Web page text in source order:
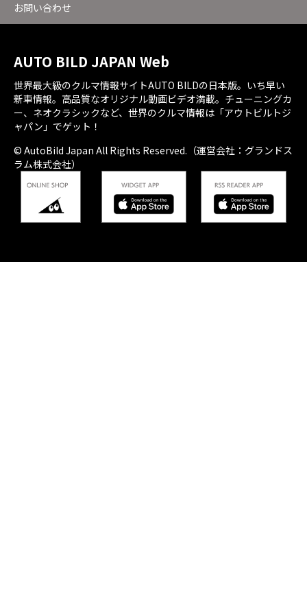
お問い合わせ
AUTO BILD JAPAN Web
世界最大級のクルマ情報サイトAUTO BILDの日本版。いち早い
新車情報。高品質なオリジナル動画ビデオ満載。チューニングカ
ー、ネオクラシックなど、世界のクルマ情報は「アウトビルトジ
ャパン」でゲット！
© AutoBild Japan All Rights Reserved.（運営会社：グランドス
ラム株式会社）